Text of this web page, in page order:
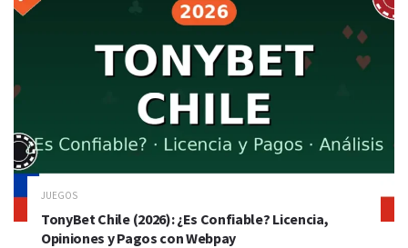
JUEGOS
TonyBet Chile (2026): ¿Es Confiable? Licencia,
Opiniones y Pagos con Webpay